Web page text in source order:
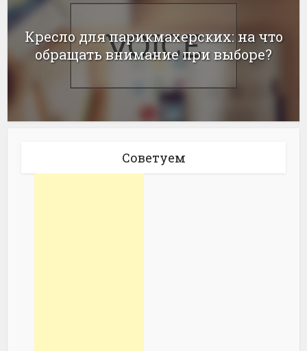
Кресло для парикмахерских: на что
обращать внимание при выборе?
Советуем